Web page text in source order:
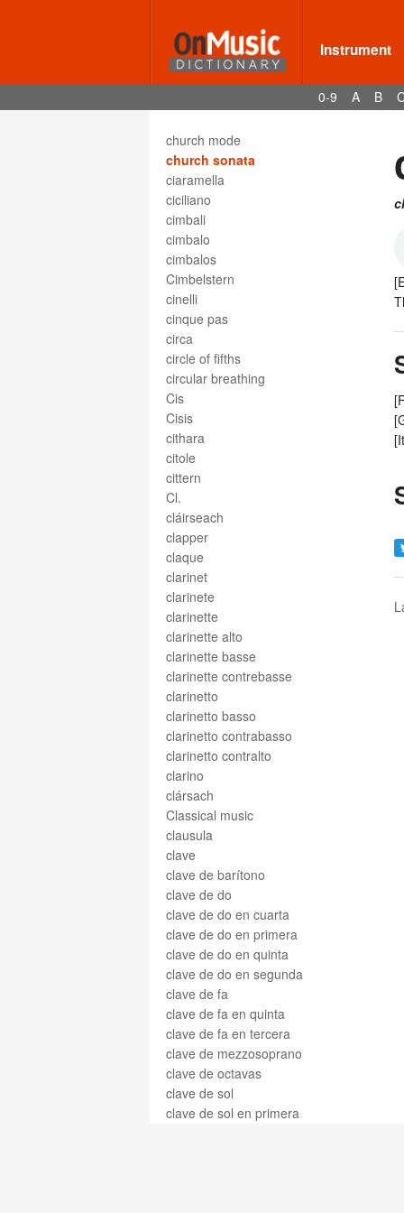
Instrument
0-9 A B
chromatic scale
chromatic signs
chromaticism
church mode
church sonata
ciaramella
ciciliano
cimbali
cimbalo
cimbalos
Cimbelstern
cinelli
cinque pas
circa
circle of fifths
circular breathing
Cis
Cisis
cithara
citole
cittern
Cl.
cláirseach
clapper
claque
clarinet
clarinete
clarinette
clarinette alto
clarinette basse
clarinette contrebasse
clarinetto
clarinetto basso
clarinetto contrabasso
clarinetto contralto
clarino
clársach
Classical music
clausula
clave
clave de barítono
clave de do
clave de do en cuarta
clave de do en primera
clave de do en quinta
clave de do en segunda
clave de fa
clave de fa en quinta
clave de fa en tercera
clave de mezzosoprano
clave de octavas
clave de sol
clave de sol en primera